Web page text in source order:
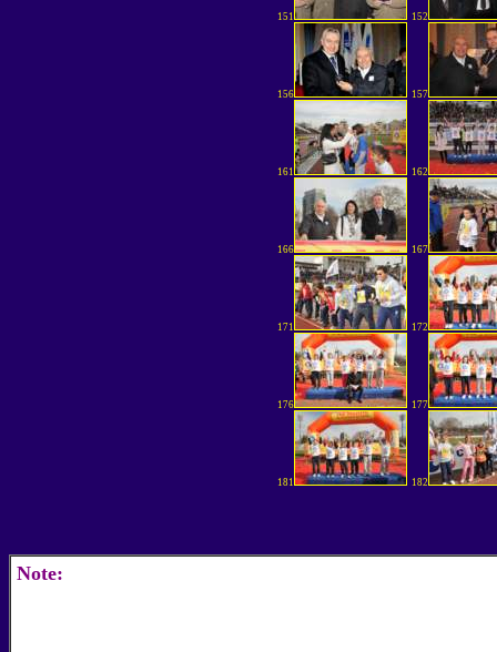
151 152
156 157
161 162
166 167
171 172
176 177
181 182
Note: